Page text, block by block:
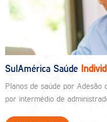
SulAmérica Saúde
Planos de saúde por Adesão
por intermédio de